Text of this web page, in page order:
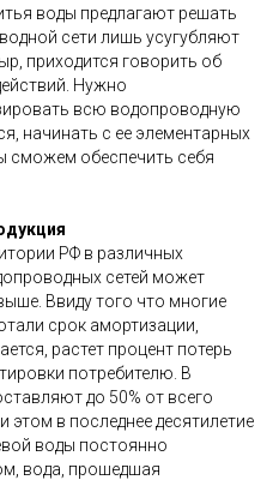
воды предлагают решать
сети лишь усугубляют
приходится говорить об
Нужно
всю водопроводную
начинать с ее элементарных
сможем обеспечить себя
РФ в различных
сетей может
Ввиду того что многие
срок амортизации,
растет процент потерь
потребителю. В
до 50% от всего
в последнее десятилетие
воды постоянно
вода, прошедшая